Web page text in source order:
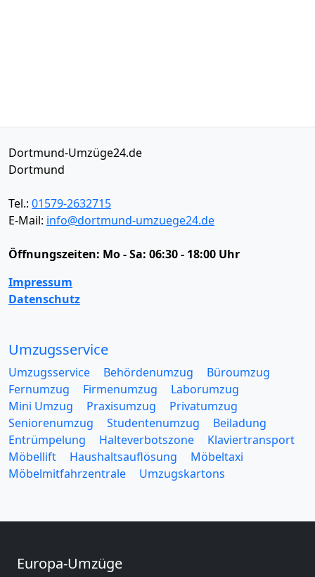
Dortmund-Umzüge24.de
Dortmund
Tel.: 01579-2632715
E-Mail: info@dortmund-umzuege24.de
Öffnungszeiten: Mo - Sa: 06:30 - 18:00 Uhr
Impressum
Datenschutz
Umzugsservice
Umzugsservice Behördenumzug
Büroumzug
Fernumzug
Firmenumzug
Laborumzug
Mini Umzug
Praxisumzug
Privatumzug
Seniorenumzug
Studentenumzug
Beiladung
Entrümpelung
Halteverbotszone
Klaviertransport
Möbellift
Haushaltsauflösung
Möbeltaxi
Möbelmitfahrzentrale
Umzugskartons
Europa-Umzüge